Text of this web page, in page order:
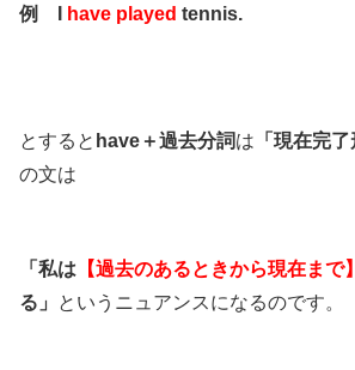
例 I have played tennis.
とすると have＋過去分詞は 「現在完了
の文は
「私は 【過去のあるときから現在まで】
る」
というニュアンスになるのです。